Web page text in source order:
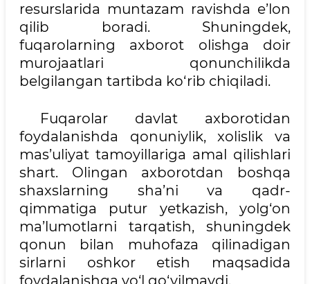
resurslarida muntazam ravishda e’lon
qilib boradi. Shuningdek,
fuqarolarning axborot olishga doir
murojaatlari qonunchilikda
belgilangan tartibda ko‘rib chiqiladi.
Fuqarolar davlat axborotidan
foydalanishda qonuniylik, xolislik va
mas’uliyat tamoyillariga amal qilishlari
shart. Olingan axborotdan boshqa
shaxslarning sha’ni va qadr-
qimmatiga putur yetkazish, yolg‘on
ma’lumotlarni tarqatish, shuningdek
qonun bilan muhofaza qilinadigan
sirlarni oshkor etish maqsadida
foydalanishga yo‘l qo‘yilmaydi.